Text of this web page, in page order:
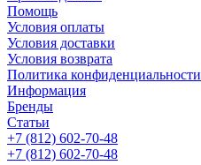
Помощь
Условия оплаты
Условия доставки
Условия возврата
Политика конфиденциальности
Информация
Бренды
Статьи
+7 (812) 602-70-48
+7 (812) 602-70-48